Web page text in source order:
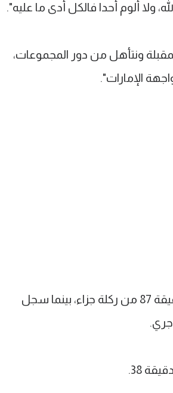
ولا ألوم أحدا فالكل أدى ما عليه".
ونتأهل من دور المجموعات،
الإمارات".
ونجح أفشة في تسجيل هدف منتخب مصر الوحيد في الدقيقة 87 من ركلة جزاء، بينما سجل
38.